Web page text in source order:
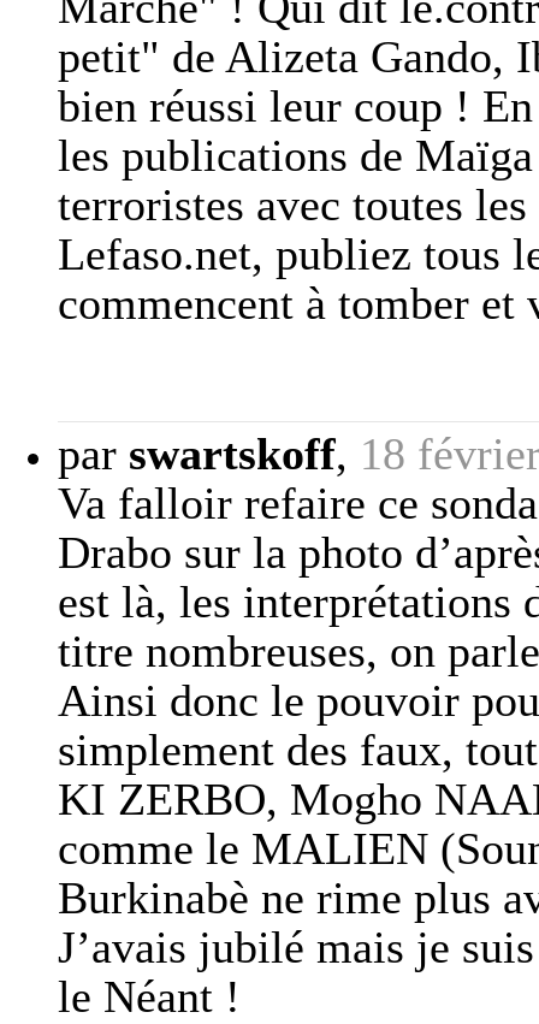
petit" de Alizeta Gando,
bien réussi leur coup !
les publications de
terroristes avec toutes
Lefaso.net, publiez tous
commencent à tomber
par swartskoff, 18
Va falloir refaire ce
Drabo sur la photo
est là, les interprétations
titre nombreuses, on
Ainsi donc le pouvoir
simplement des faux,
KI ZERBO, Mogho
comme le MALIEN
Burkinabè ne rime plus
J’avais jubilé mais je
le Néant !